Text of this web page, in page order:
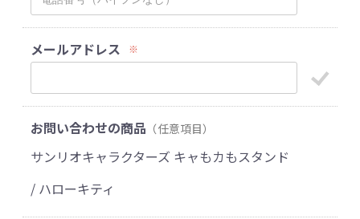
メールアドレス ※
お問い合わせの商品 （任意項目）
サンリオキャラクターズ キャもカもスタンド
/ ハローキティ